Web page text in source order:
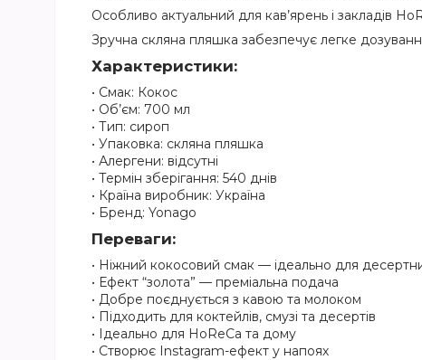
Особливо актуальний для кав’ярень і закладів
Зручна скляна пляшка забезпечує легке
Характеристики:
• Смак: Кокос
• Об’єм: 700 мл
• Тип: сироп
• Упаковка: скляна пляшка
• Алергени: відсутні
• Термін зберігання: 540 днів
• Країна виробник: Україна
• Бренд: Yonago
Переваги:
• Ніжний кокосовий смак — ідеально для
• Ефект “золота” — преміальна подача
• Добре поєднується з кавою та молоком
• Підходить для коктейлів, смузі та десертів
• Ідеально для HoReCa та дому
• Створює Instagram-ефект у напоях